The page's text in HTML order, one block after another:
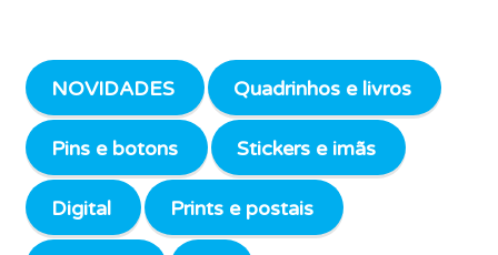
NOVIDADES Quadrinhos e livros
Pins e botons Stickers e imãs
Digital Prints e postais